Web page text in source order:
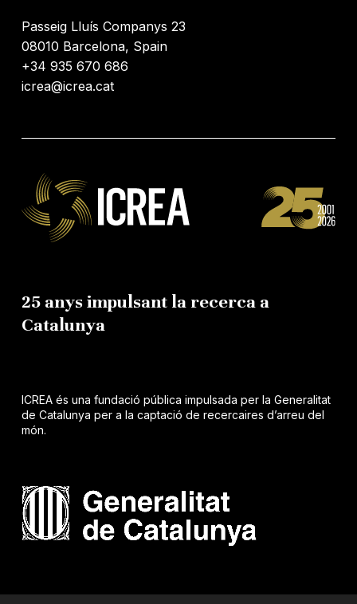
Passeig Lluís Companys 23
08010 Barcelona, Spain
+34 935 670 686
icrea@icrea.cat
25 anys impulsant la recerca a
Catalunya
ICREA és una fundació pública impulsada per la Generalitat
de Catalunya per a la captació de recercaires d’arreu del
món.